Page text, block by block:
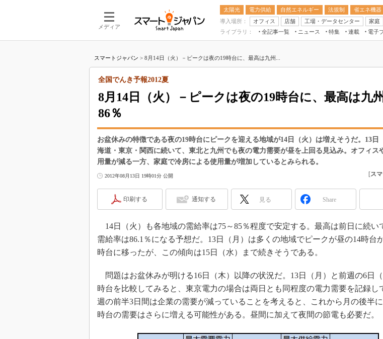
メディア
太陽光 電力供給 自然エネルギー 法規制 省エネ機器
導入場所：
オフィス 店舗 工場・データセンター 家庭
ライブラリ：
全記事一覧 ニュース 特集 連載 電子
スマートジャパン > 8月14日（火）－ピークは夜の19時台に、最高は九州...
8月14日（火）－ピークは夜の19時台に、最高は九
86％
全国でんき予報2012夏
お盆休みの特徴である夜の19時台にピークを迎える地域が14日（火）は増えそうだ。13日
海道・東京・関西に続いて、東北と九州でも夜の電力需要が昼を上回る見込み。オフィス
用量が減る一方、家庭で冷房による使用量が増加しているとみられる。
2012年08月13日 19時01分 公開 [ス
印刷する 通知する 見る Share
14日（火）も各地域の需給率は75～85％程度で安定する。最高は前日に続い
需給率は86.1％になる予想だ。13日（月）は多くの地域でピークが昼の14時台
時台に移ったが、この傾向は15日（水）まで続きそうである。
問題はお盆休みが明ける16日（木）以降の状況だ。13日（月）と前週の6日
時台を比較してみると、東京電力の場合は両日とも同程度の電力需要を記録し
週の前半3日間は企業の需要が減っていることを考えると、これから月の後半
時台の需要はさらに増える可能性がある。昼間に加えて夜間の節電も必要だ。